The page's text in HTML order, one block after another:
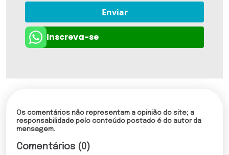
Enviar
Inscreva-se
Os comentários não representam a opinião do site; a
responsabilidade pelo conteúdo postado é do autor da
mensagem.
Comentários (0)